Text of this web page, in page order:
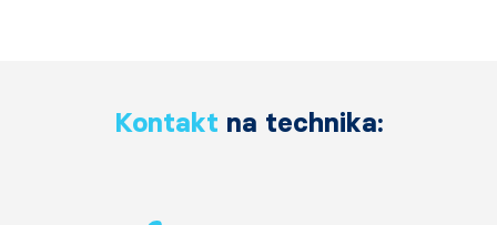
Kontakt na technika: